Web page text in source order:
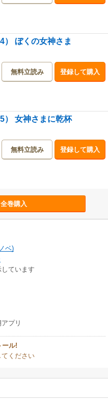
） ぼくの女神さま
無料立読み 登録して購入
） 女神さまに乾杯
無料立読み 登録して購入
巻購入
ベ)
ています
プリ
ール!
ください